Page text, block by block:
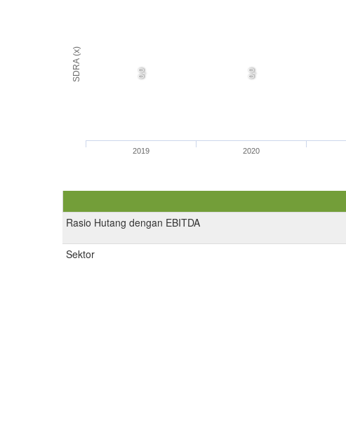
SDRA (x) 0,0 0,0
2019 2020
Rasio Hutang dengan EBITDA
Sektor